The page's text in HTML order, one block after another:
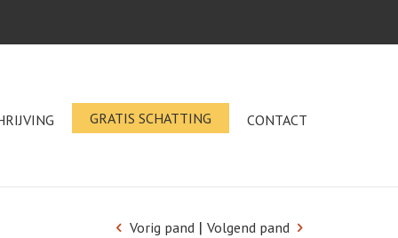
GRATIS SCHATTING CONTACT
Vorig pand | Volgend pand